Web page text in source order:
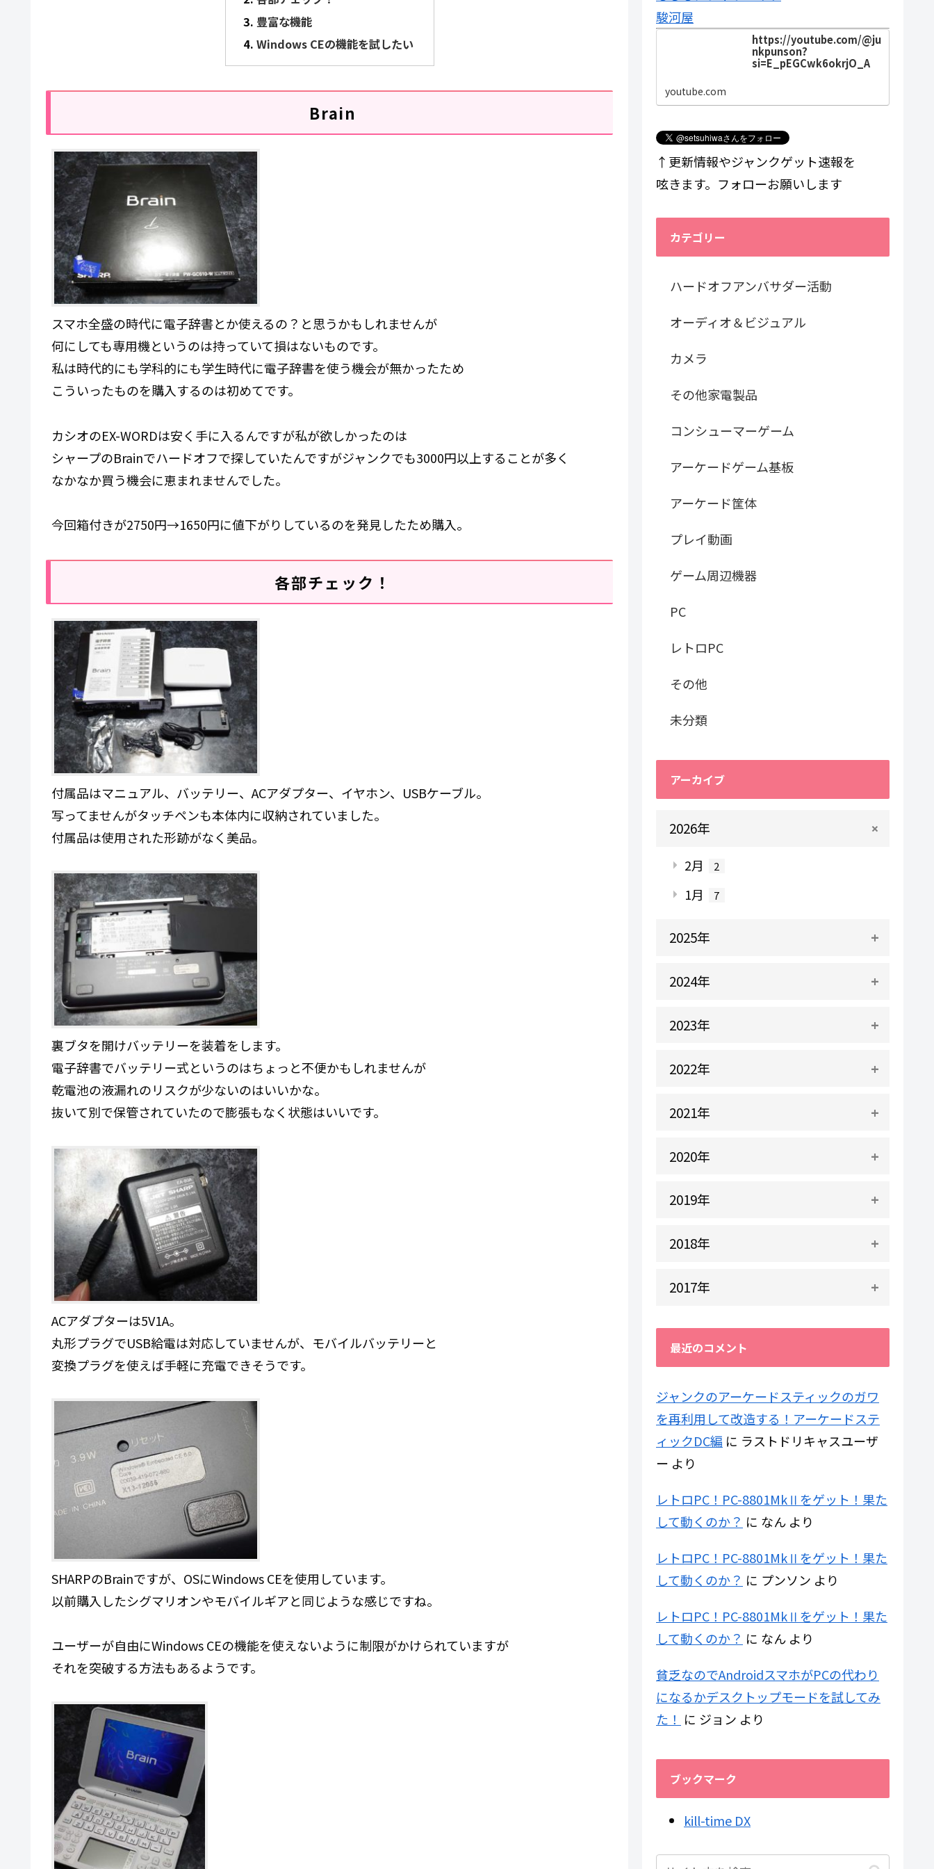
豊富な機能
Windows CEの機能を試したい
Brain
スマホ全盛の時代に電子辞書とか使えるの？と思うかもしれませんが
何にしても専用機というのは持っていて損はないものです。
私は時代的にも学科的にも学生時代に電子辞書を使う機会が無かったため
こういったものを購入するのは初めてです。
カシオのEX-WORDは安く手に入るんですが私が欲しかったのは
シャープのBrainでハードオフで探していたんですがジャンクでも3000円以上することが多く
なかなか買う機会に恵まれませんでした。
今回箱付きが2750円→1650円に値下がりしているのを発見したため購入。
各部チェック！
付属品はマニュアル、バッテリー、ACアダプター、イヤホン、USBケーブル。
写ってませんがタッチペンも本体内に収納されていました。
付属品は使用された形跡がなく美品。
裏ブタを開けバッテリーを装着をします。
電子辞書でバッテリー式というのはちょっと不便かもしれませんが
乾電池の液漏れのリスクが少ないのはいいかな。
抜いて別で保管されていたので膨張もなく状態はいいです。
ACアダプターは5V1A。
丸形プラグでUSB給電は対応していませんが、モバイルバッテリーと
変換プラグを使えば手軽に充電できそうです。
SHARPのBrainですが、OSにWindows CEを使用しています。
以前購入したシグマリオンやモバイルギアと同じような感じですね。
ユーザーが自由にWindows CEの機能を使えないように制限がかけられていますが
それを突破する方法もあるようです。
駿河屋
https://youtube.com/@ju
nkpunson?
si=E_pEGCwk6okrjO_A
youtube.com
↑更新情報やジャンクゲット速報を
呟きます。フォローお願いします
カテゴリー
ハードオフアンバサダー活動
オーディオ＆ビジュアル
カメラ
その他家電製品
コンシューマーゲーム
アーケードゲーム基板
アーケード筐体
プレイ動画
ゲーム周辺機器
PC
レトロPC
その他
未分類
アーカイブ
2026年
2月 2
1月 7
2025年
2024年
2023年
2022年
2021年
2020年
2019年
2018年
2017年
最近のコメント
ジャンクのアーケードスティックのガワ
を再利用して改造する！アーケードステ
ィックDC編 に ラストドリキャスユーザ
ー より
レトロPC！PC-8801MkⅡをゲット！果た
して動くのか？ に なん より
レトロPC！PC-8801MkⅡをゲット！果た
して動くのか？ に プンソン より
レトロPC！PC-8801MkⅡをゲット！果た
して動くのか？ に なん より
貧乏なのでAndroidスマホがPCの代わり
になるかデスクトップモードを試してみ
た！ に ジョン より
ブックマーク
kill-time DX